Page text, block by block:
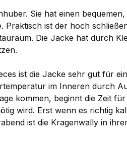
Sie hat einen
ist der hoch
Die Jacke hat durch
ist die Jacke sehr gut für
im Inneren durch
kommen, beginnt die Zeit
wird. Erst wenn es richtig
ist die Kragenwally in